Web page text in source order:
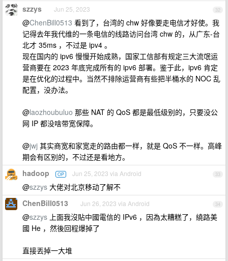
32
szzys Jun 25, 2023
@ChenBill0513 看到了，台湾的 chw 好像要走电信才好使。我
记得去年我代维的一条电信的线路访问台湾 chw 的，从广东-台
北才 35ms ，不过是 ipv4 。
现在国内的 ipv6 慢慢开始成熟，国家工信部有规定三大流氓运
营商要在 2023 年底完成所有的 ipv6 部署。鉴于此，ipv6 肯定
是在优化的过程中。当然不排除运营商有些把半桶水的 NOC 乱
配置，没办法。
@laozhoubuluo 那些 NAT 的 QoS 都是最低级别的，只要没公
网 IP 都没啥带宽保障。
@jwj 其实商宽和家宽走的路由都一样，就是 QoS 不一样。高峰
期会有区别的，不过还是看地方。
33
hadoop OP Jun 25, 2023 via Android
@szzys 大佬对北京移动了解不
34
ChenBill0513 Jun 26, 2023 via Android
@szzys 上面我沒貼中國電信的 IPv6 ，因為太糟糕了，繞路美
國 He ，然後回程爆掉了
直接丟掉一大堆